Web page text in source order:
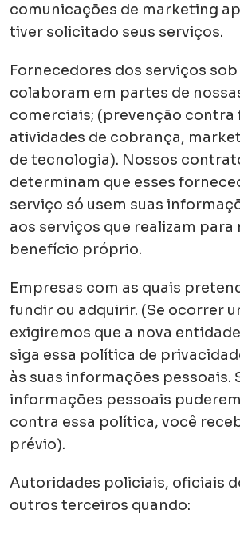
comunicações de marketing
tiver solicitado seus serviços.
Fornecedores dos serviços
colaboram em partes de
comerciais; (prevenção contra
atividades de cobrança,
de tecnologia). Nossos
determinam que esses
serviço só usem suas
aos serviços que realizam para
benefício próprio.
Empresas com as quais
fundir ou adquirir. (Se ocorrer
exigiremos que a nova
siga essa política de
às suas informações pessoais.
informações pessoais
contra essa política, você
prévio).
Autoridades policiais, oficiais
outros terceiros quando: